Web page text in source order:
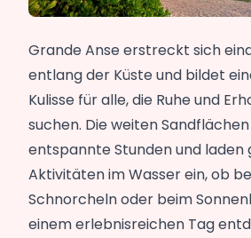
Grande Anse erstreckt sich
entlang der Küste und bildet
Kulisse für alle, die Ruhe und
suchen. Die weiten
entspannte Stunden und laden
Aktivitäten im Wasser ein, ob
Schnorcheln oder beim
einem erlebnisreichen Tag